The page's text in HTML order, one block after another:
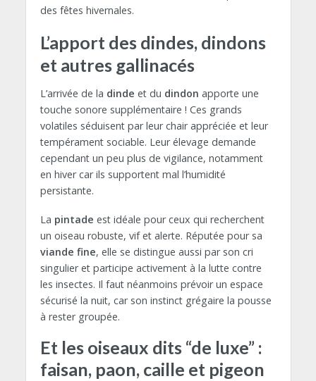
des fêtes hivernales.
L’apport des dindes, dindons
et autres gallinacés
L’arrivée de la dinde et du dindon apporte une
touche sonore supplémentaire ! Ces grands
volatiles séduisent par leur chair appréciée et leur
tempérament sociable. Leur élevage demande
cependant un peu plus de vigilance, notamment
en hiver car ils supportent mal l’humidité
persistante.
La pintade est idéale pour ceux qui recherchent
un oiseau robuste, vif et alerte. Réputée pour sa
viande fine, elle se distingue aussi par son cri
singulier et participe activement à la lutte contre
les insectes. Il faut néanmoins prévoir un espace
sécurisé la nuit, car son instinct grégaire la pousse
à rester groupée.
Et les oiseaux dits “de luxe” :
faisan, paon, caille et pigeon